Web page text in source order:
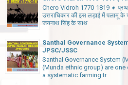
Chero Vidroh 1770-1819 ➧
उत्तराधिकार की इस लड़ाई में पलामू के
जयनाथ सिंह के साथ...
Santhal Governance
JPSC/JSSC
Santhal Governance System
(Munda ethnic group) are
a systematic farming tr...